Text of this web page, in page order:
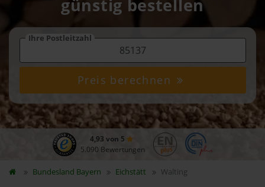
günstig bestellen
Ihre Postleitzahl
Preis berechnen
4,93 von 5
5.090 Bewertungen
Bundesland Bayern Eichstätt Walting